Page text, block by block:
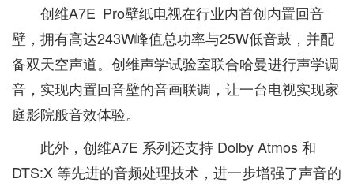
创维A7E Pro壁纸电视在行业内首创内置回音
壁，拥有高达243W峰值总功率与25W低音鼓，并配
备双天空声道。创维声学试验室联合哈曼进行声学调
音，实现内置回音壁的音画联调，让一台电视实现家
庭影院般音效体验。
此外，创维A7E 系列还支持 Dolby Atmos 和
DTS:X 等先进的音频处理技术，进一步增强了声音的